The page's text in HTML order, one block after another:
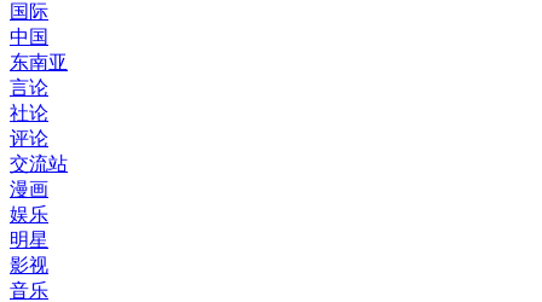
国际
中国
东南亚
言论
社论
评论
交流站
漫画
娱乐
明星
影视
音乐